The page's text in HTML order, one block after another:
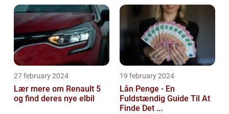
27 february 2024
Lær mere om Renault 5
og find deres nye elbil
19 february 2024
Lån Penge - En
Fuldstændig Guide Til At
Finde Det ...